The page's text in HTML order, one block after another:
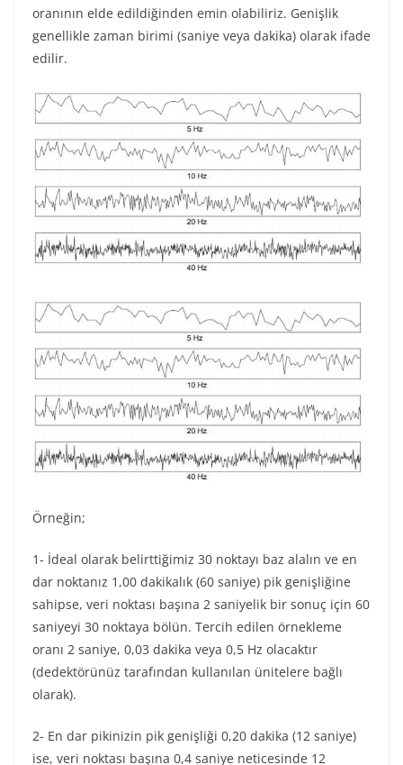
oranının elde edildiğinden emin olabiliriz. Genişlik
genellikle zaman birimi (saniye veya dakika) olarak ifade
edilir.
Örneğin;
1- İdeal olarak belirttiğimiz 30 noktayı baz alalın ve en
dar noktanız 1,00 dakikalık (60 saniye) pik genişliğine
sahipse, veri noktası başına 2 saniyelik bir sonuç için 60
saniyeyi 30 noktaya bölün. Tercih edilen örnekleme
oranı 2 saniye, 0,03 dakika veya 0,5 Hz olacaktır
(dedektörünüz tarafından kullanılan ünitelere bağlı
olarak).
2- En dar pikinizin pik genişliği 0,20 dakika (12 saniye)
ise, veri noktası başına 0,4 saniye neticesinde 12